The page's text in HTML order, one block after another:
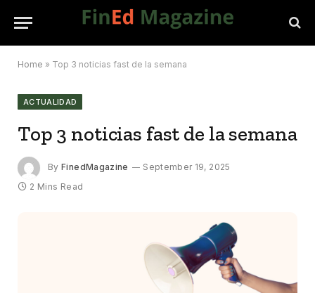
Home » Top 3 noticias fast de la semana
ACTUALIDAD
Top 3 noticias fast de la semana
By FinedMagazine
September 19, 2025
2 Mins Read